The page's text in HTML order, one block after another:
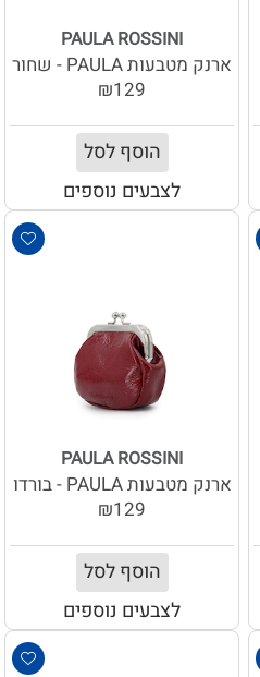
PAULA ROSSINI
ארנק מטבעות PAULA - שחור
₪129
הוסף לסל
לצבעים נוספים
PAULA ROSSINI
ארנק מטבעות PAULA - בורדו
₪129
הוסף לסל
לצבעים נוספים